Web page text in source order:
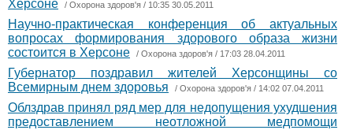
Херсоне
/ Охорона здоров'я / 10:35 30.05.2011
Научно-практическая конференция об актуальных
вопросах формирования здорового образа жизни
состоится в Херсоне
/ Охорона здоров'я / 17:03 28.04.2011
Губернатор поздравил жителей Херсонщины со
Всемирным днем здоровья
/ Охорона здоров'я / 14:02 07.04.2011
Облздрав принял ряд мер для недопущения ухудшения
предоставлением неотложной медпомощи